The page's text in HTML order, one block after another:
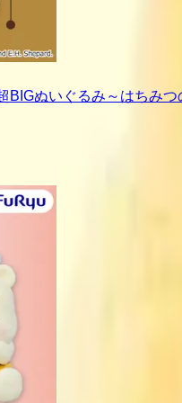
ぬいぐるみ～はちみつ